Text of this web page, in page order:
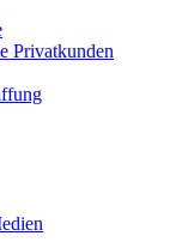
Privatkunden